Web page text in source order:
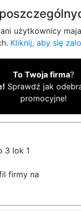
użytkownicy
Kliknij, aby się
To Twoja firma?
Sprawdź jak
promocyjne!
3 lok 1
firmy na